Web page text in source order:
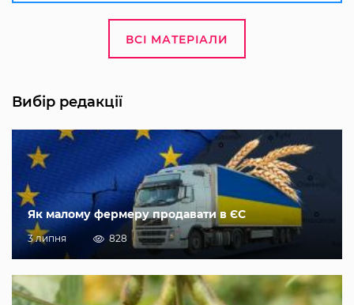
ВСІ МАТЕРІАЛИ
Вибір редакції
Як малому фермеру продавати в ЄС
3 липня 828